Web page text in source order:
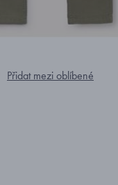
Přidat mezi oblíbené